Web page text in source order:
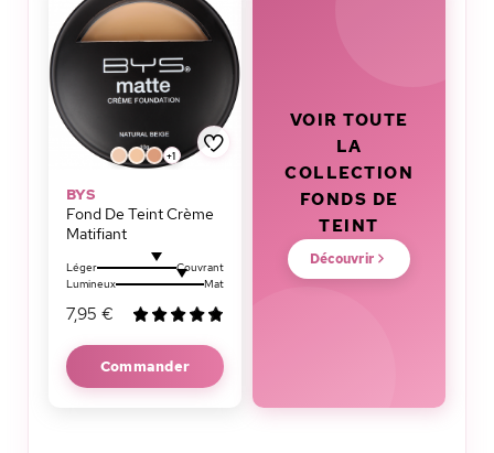
+1
BYS
Fond De Teint Crème
Matifiant
Léger
Couvrant
Lumineux
Mat
7,95 €
Commander
VOIR TOUTE
LA
COLLECTION
FONDS DE
TEINT
Découvrir